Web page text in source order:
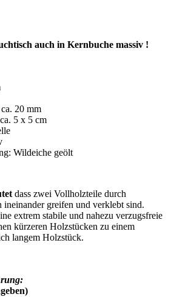
auch in Kernbuche massiv !
20 mm
5 x 5 cm
Wildeiche geölt
dass zwei Vollholzteile durch
greifen und verklebt sind.
extrem stabile und nahezu verzugsfreie
kürzeren Holzstücken zu einem
langem Holzstück.